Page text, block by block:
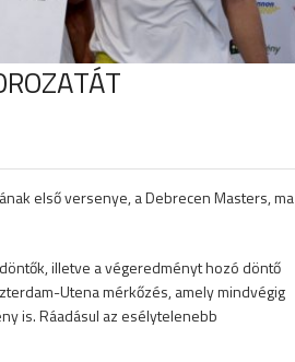
első versenye, a Debrecen Masters, ma
illetve a végeredményt hozó döntő
Utena mérkőzés, amely mindvégig
is. Ráadásul az esélytelenebb